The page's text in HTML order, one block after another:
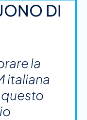
DI
la
italiana